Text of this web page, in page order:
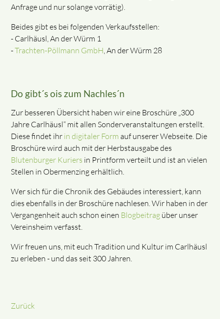
Anfrage und nur solange vorrätig).
Beides gibt es bei folgenden Verkaufsstellen:
- Carlhäusl, An der Würm 1
-Trachten-Pöllmann GmbH, An der Würm 28
Do gibt´s ois zum Nachles´n
Zur besseren Übersicht haben wir eine Broschüre „300
Jahre Carlhäusl“ mit allen Sonderveranstaltungen erstellt.
Diese findet ihr in digitaler Form auf unserer Webseite. Die
Broschüre wird auch mit der Herbstausgabe des
Blutenburger Kuriers in Printform verteilt und ist an vielen
Stellen in Obermenzing erhältlich.
Wer sich für die Chronik des Gebäudes interessiert, kann
dies ebenfalls in der Broschüre nachlesen. Wir haben in der
Vergangenheit auch schon einen Blogbeitrag über unser
Vereinsheim verfasst.
Wir freuen uns, mit euch Tradition und Kultur im Carlhäusl
zu erleben - und das seit 300 Jahren.
Zurück